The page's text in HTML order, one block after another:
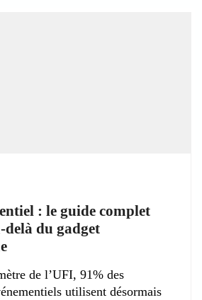
: le guide complet
du gadget
de l’UFI, 91% des
utilisent désormais